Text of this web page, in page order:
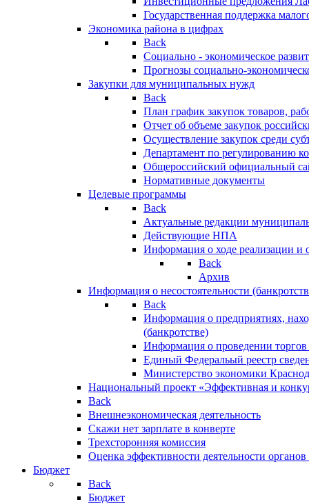
Государственная поддержка
Экономика района в цифрах
Back
Социально - экономическое
Прогнозы социально-
Закупки для муниципальных нужд
Back
План график закупок товаров,
Отчет об объеме закупок
Осуществление закупок среди
Департамент по регулированию
Общероссийский официальный
Нормативные документы
Целевые программы
Back
Актуальные редакции
Действующие НПА
Информация о ходе реализации
Back
Архив
Информация о несостоятельности
Back
Информация о предприятиях,
(банкротстве)
Информация о проведении
Единый Федеральый реестр
Министерство экономики
Национальный проект «Эффективная и
Back
Внешнеэкономическая деятельность
Скажи нет зарплате в конверте
Трехсторонняя комиссия
Оценка эффективности деятельности
Бюджет
Back
Бюджет